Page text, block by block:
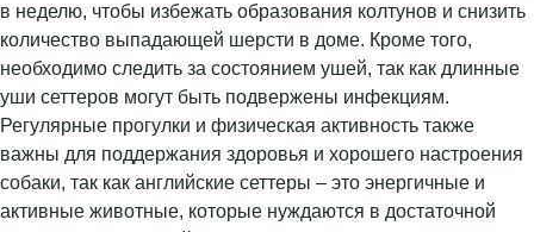
в неделю, чтобы избежать образования колтунов и снизить
количество выпадающей шерсти в доме. Кроме того,
необходимо следить за состоянием ушей, так как длинные
уши сеттеров могут быть подвержены инфекциям.
Регулярные прогулки и физическая активность также
важны для поддержания здоровья и хорошего настроения
собаки, так как английские сеттеры – это энергичные и
активные животные, которые нуждаются в достаточной